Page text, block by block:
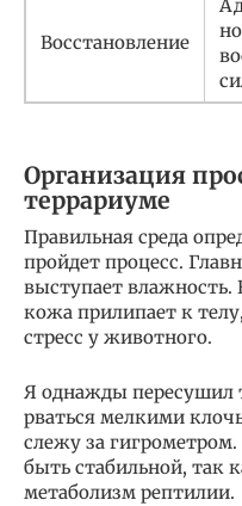
Восстановление
Организация
террариуме
Правильная среда
пройдет процесс.
выступает влажность.
кожа прилипает к
стресс у животного.
Я однажды пересушил
рваться мелкими
слежу за
быть стабильной, так
метаболизм рептилии.